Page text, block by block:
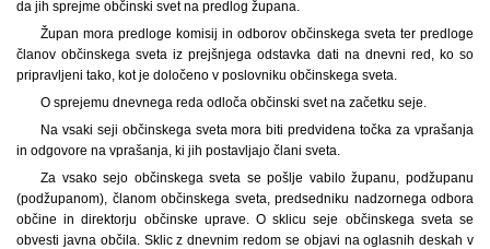
da jih sprejme občinski svet na predlog župana.
Župan mora predloge komisij in odborov občinskega sveta ter predloge
članov občinskega sveta iz prejšnjega odstavka dati na dnevni red, ko so
pripravljeni tako, kot je določeno v poslovniku občinskega sveta.
O sprejemu dnevnega reda odloča občinski svet na začetku seje.
Na vsaki seji občinskega sveta mora biti predvidena točka za vprašanja
in odgovore na vprašanja, ki jih postavljajo člani sveta.
Za vsako sejo občinskega sveta se pošlje vabilo županu, podžupanu
(podžupanom), članom občinskega sveta, predsedniku nadzornega odbora
občine in direktorju občinske uprave. O sklicu seje občinskega sveta se
obvesti javna občila. Sklic z dnevnim redom se objavi na oglasnih deskah v